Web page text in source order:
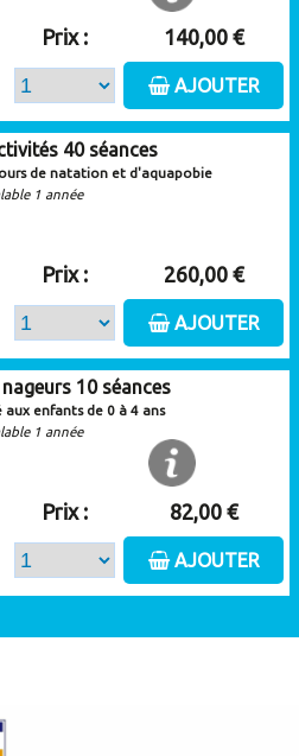
Prix : 140,00 €
AJOUTER
40 séances
de natation et d'aquapobie
1 année
Prix : 260,00 €
AJOUTER
10 séances
aux enfants de 0 à 4 ans
1 année
Prix : 82,00 €
AJOUTER